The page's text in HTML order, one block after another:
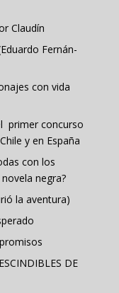
Claudín
Fernán-
con vida
primer concurso
y en España
con los
negra?
la aventura)
DE